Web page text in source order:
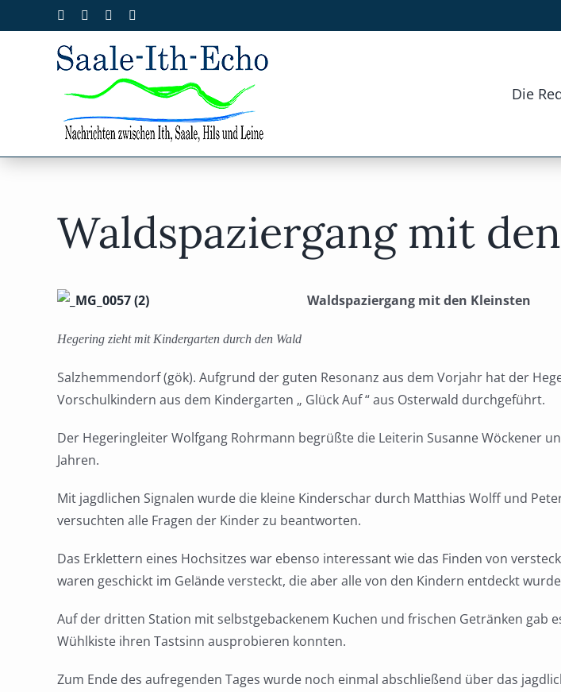
Inhalt
Facebook Instagram
Die
Waldspaziergang mit
Waldspaziergang mit den Kleinsten
Hegering zieht mit Kindergarten durch den Wald
Salzhemmendorf (gök). Aufgrund der guten Resonanz aus dem Vorjahr hat der
Vorschulkindern aus dem Kindergarten „ Glück Auf “ aus Osterwald durchgeführt.
Der Hegeringleiter Wolfgang Rohrmann begrüßte die Leiterin Susanne Wöckener
Jahren.
Mit jagdlichen Signalen wurde die kleine Kinderschar durch Matthias Wolff und
versuchten alle Fragen der Kinder zu beantworten.
Das Erklettern eines Hochsitzes war ebenso interessant wie das Finden von
waren geschickt im Gelände versteckt, die aber alle von den Kindern entdeckt
Auf der dritten Station mit selbstgebackenem Kuchen und frischen Getränken gab
Wühlkiste ihren Tastsinn ausprobieren konnten.
Zum Ende des aufregenden Tages wurde noch einmal abschließend über das